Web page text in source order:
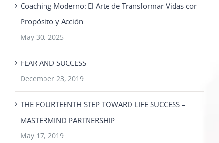
Coaching Moderno: El Arte de Transformar Vidas con
Propósito y Acción
May 30, 2025
FEAR AND SUCCESS
December 23, 2019
THE FOURTEENTH STEP TOWARD LIFE SUCCESS –
MASTERMIND PARTNERSHIP
May 17, 2019